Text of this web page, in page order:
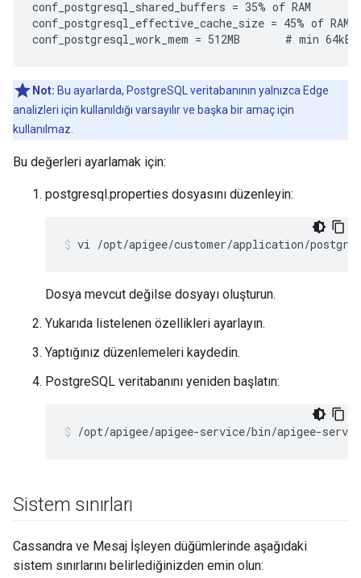
conf_postgresql_shared_buffers = 35% of RAM      #
conf_postgresql_effective_cache_size = 45% of RAM
conf_postgresql_work_mem = 512MB       # min 64kB
Not: Bu ayarlarda, PostgreSQL veritabanının yalnızca Edge
analizleri için kullanıldığı varsayılır ve başka bir amaç için
kullanılmaz.
Bu değerleri ayarlamak için:
postgresql.properties dosyasını düzenleyin:
vi /opt/apigee/customer/application/
Dosya mevcut değilse dosyayı oluşturun.
Yukarıda listelenen özellikleri ayarlayın.
Yaptığınız düzenlemeleri kaydedin.
PostgreSQL veritabanını yeniden başlatın:
/opt/apigee/apigee-service/bin/apigee-
Sistem sınırları
Cassandra ve Mesaj İşleyen düğümlerinde aşağıdaki
sistem sınırlarını belirlediğinizden emin olun: